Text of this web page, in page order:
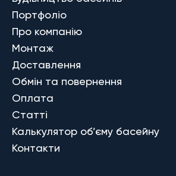
Портфоліо
Про компанію
Монтаж
Доставлення
Обмін та повернення
Оплата
Статті
Калькулятор об’єму басейну
Контакти